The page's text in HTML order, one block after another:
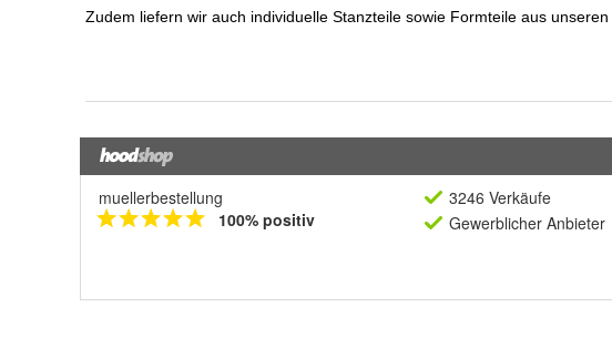
muellerbestellung
100% positiv
3246 Verkäufe
Gewerblicher Anbieter